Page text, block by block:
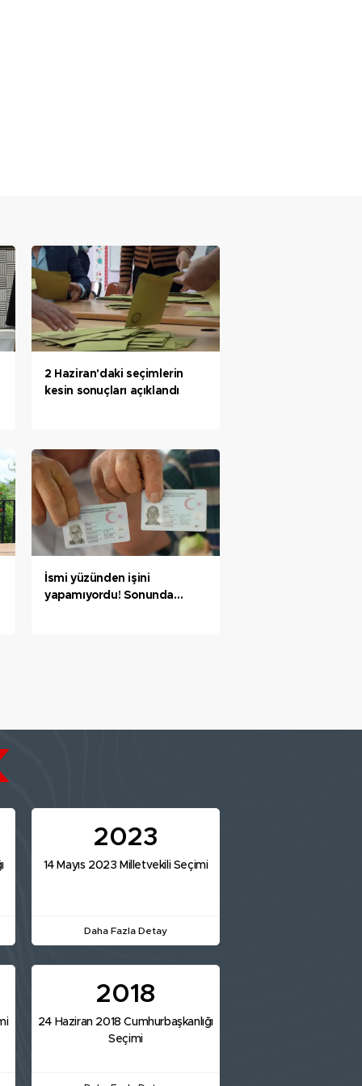
2 Haziran'daki seçimlerin
kesin sonuçları açıklandı
İsmi yüzünden işini
yapamıyordu! Sonunda
2023
14 Mayıs 2023 Milletvekili Seçimi
Daha Fazla Detay
2018
24 Haziran 2018 Cumhurbaşkanlığı
Seçimi